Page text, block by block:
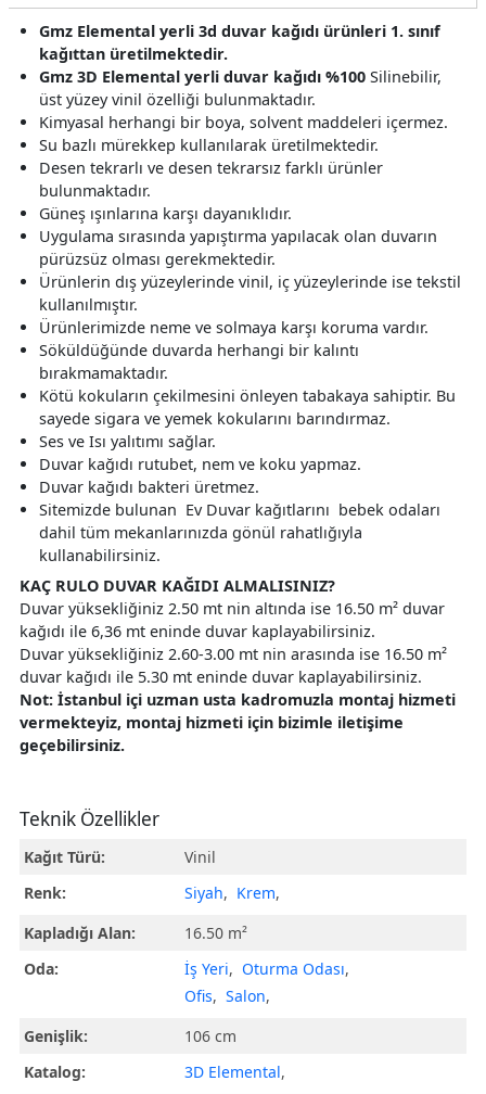
Gmz Elemental yerli 3d duvar kağıdı ürünleri 1. sınıf
kağıttan üretilmektedir.
Gmz 3D Elemental yerli duvar kağıdı %100 Silinebilir,
üst yüzey vinil özelliği bulunmaktadır.
Kimyasal herhangi bir boya, solvent maddeleri içermez.
Su bazlı mürekkep kullanılarak üretilmektedir.
Desen tekrarlı ve desen tekrarsız farklı ürünler
bulunmaktadır.
Güneş ışınlarına karşı dayanıklıdır.
Uygulama sırasında yapıştırma yapılacak olan duvarın
pürüzsüz olması gerekmektedir.
Ürünlerin dış yüzeylerinde vinil, iç yüzeylerinde ise tekstil
kullanılmıştır.
Ürünlerimizde neme ve solmaya karşı koruma vardır.
Söküldüğünde duvarda herhangi bir kalıntı
bırakmamaktadır.
Kötü kokuların çekilmesini önleyen tabakaya sahiptir. Bu
sayede sigara ve yemek kokularını barındırmaz.
Ses ve Isı yalıtımı sağlar.
Duvar kağıdı rutubet, nem ve koku yapmaz.
Duvar kağıdı bakteri üretmez.
Sitemizde bulunan Ev Duvar kağıtlarını bebek odaları
dahil tüm mekanlarınızda gönül rahatlığıyla
kullanabilirsiniz.
KAÇ RULO DUVAR KAĞIDI ALMALISINIZ?
Duvar yüksekliğiniz 2.50 mt nin altında ise 16.50 m² duvar
kağıdı ile 6,36 mt eninde duvar kaplayabilirsiniz.
Duvar yüksekliğiniz 2.60-3.00 mt nin arasında ise 16.50 m²
duvar kağıdı ile 5.30 mt eninde duvar kaplayabilirsiniz.
Not: İstanbul içi uzman usta kadromuzla montaj hizmeti
vermekteyiz, montaj hizmeti için bizimle iletişime
geçebilirsiniz.
Teknik Özellikler
Kağıt Türü:
Vinil
Renk:
Siyah, Krem,
Kapladığı Alan:
16.50 m²
Oda:
İş Yeri, Oturma Odası,
Ofis, Salon,
Genişlik:
106 cm
Katalog:
3D Elemental,